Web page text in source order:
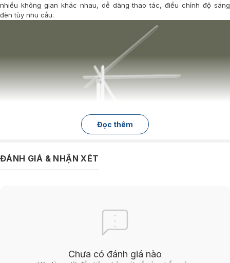
nhiều không gian khác nhau, dễ dàng thao tác, điều chỉnh độ sáng
đèn tùy nhu cầu.
bàn này chính là khả năng điều chỉnh góc chiếu sáng 180 độ linh hoạt.
Người dùng có thể dễ dàng tùy chỉnh đầu đèn ở mọi góc đáp ứng mọi
Đọc thêm
ĐÁNH GIÁ & NHẬN XÉT
Chưa có đánh giá nào